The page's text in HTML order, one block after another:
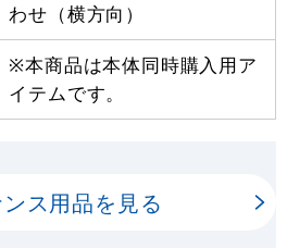
わせ（横方向）
※本商品は本体同時購入用ア
イテムです。
ス用品を見る